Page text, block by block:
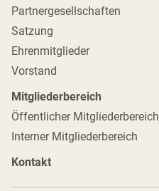
Partnergesellschaften
Satzung
Ehrenmitglieder
Vorstand
Mitgliederbereich
Öffentlicher Mitgliederbereich
Interner Mitgliederbereich
Kontakt